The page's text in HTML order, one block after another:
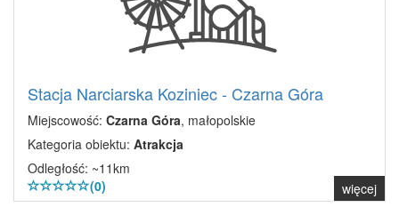
Stacja Narciarska Koziniec - Czarna Góra
Miejscowość: Czarna Góra, małopolskie
Kategoria obiektu: Atrakcja
Odległość: ~11km
(0)
więcej